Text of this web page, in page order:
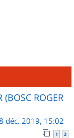
ROGER
déc. 2019, 15:02
1 2